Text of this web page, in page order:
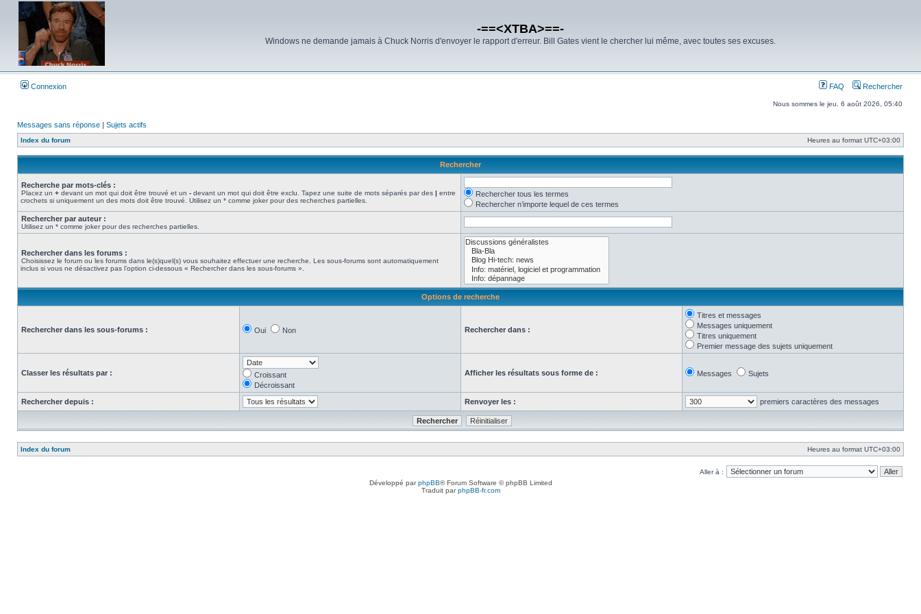
-==<XTBA>==-
Windows ne demande jamais à Chuck Norris d'envoyer le rapport d'erreur. Bill Gates vient le chercher lui même, avec toutes ses excuses.
Connexion FAQ Rechercher
Nous sommes le jeu. 6 août 2026, 05:40
Messages sans réponse | Sujets actifs
Index du forum Heures au format UTC+03:00
Rechercher
Recherche par mots-clés :
Placez un + devant un mot qui doit être trouvé et un - devant un mot qui doit être exclu. Tapez une suite de mots séparés par des | entre
crochets si uniquement un des mots doit être trouvé. Utilisez un * comme joker pour des recherches partielles.
Rechercher tous les termes
Rechercher n’importe lequel de ces termes
Rechercher par auteur :
Utilisez un * comme joker pour des recherches partielles.
Rechercher dans les forums :
Choisissez le forum ou les forums dans le(s)quel(s) vous souhaitez effectuer une recherche. Les sous-forums sont automatiquement
inclus si vous ne désactivez pas l’option ci-dessous « Rechercher dans les sous-forums ».
Options de recherche
Rechercher dans les sous-forums : Oui Non Rechercher dans :
Titres et messages
Messages uniquement
Titres uniquement
Premier message des sujets uniquement
Classer les résultats par :
Croissant
Décroissant
Afficher les résultats sous forme de : Messages Sujets
Rechercher depuis : Renvoyer les : premiers caractères des messages
Index du forum Heures au format UTC+03:00
Aller à :
Développé parphpBB® Forum Software © phpBB Limited
Traduit parphpBB-fr.com